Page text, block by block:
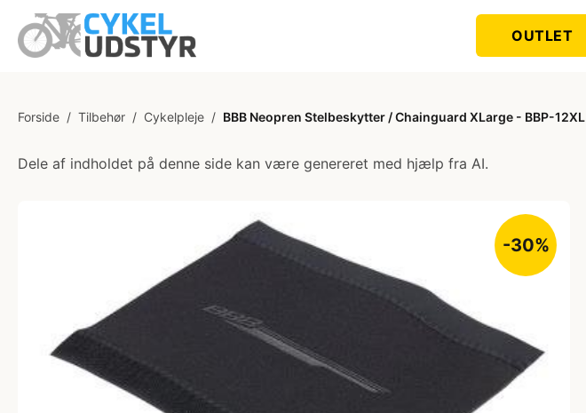
OUTLET
Forside / Tilbehør / Cykelpleje / BBB Neopren Stelbeskytter / Chainguard XLarge - BBP-12XL
Dele af indholdet på denne side kan være genereret med hjælp fra AI.
-30%